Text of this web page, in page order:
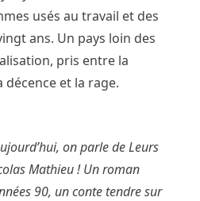
usés au travail et des
ans. Un pays loin des
pris entre la
décence et la rage.
on parle de Leurs
Mathieu ! Un roman
90, un conte tendre sur